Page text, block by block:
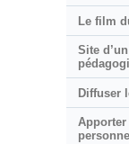
Le film
Site
Diffuser